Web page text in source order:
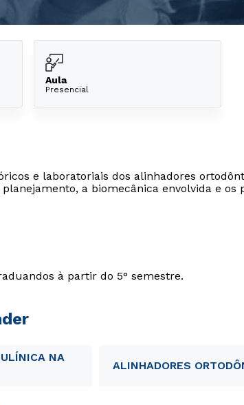
Aula
Presencial
e laboratoriais dos alinhadores
a biomecânica envolvida e os
à partir do 5° semestre.
NA
ALINHADORES